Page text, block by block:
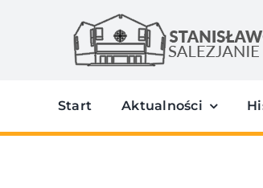
Start Aktualności